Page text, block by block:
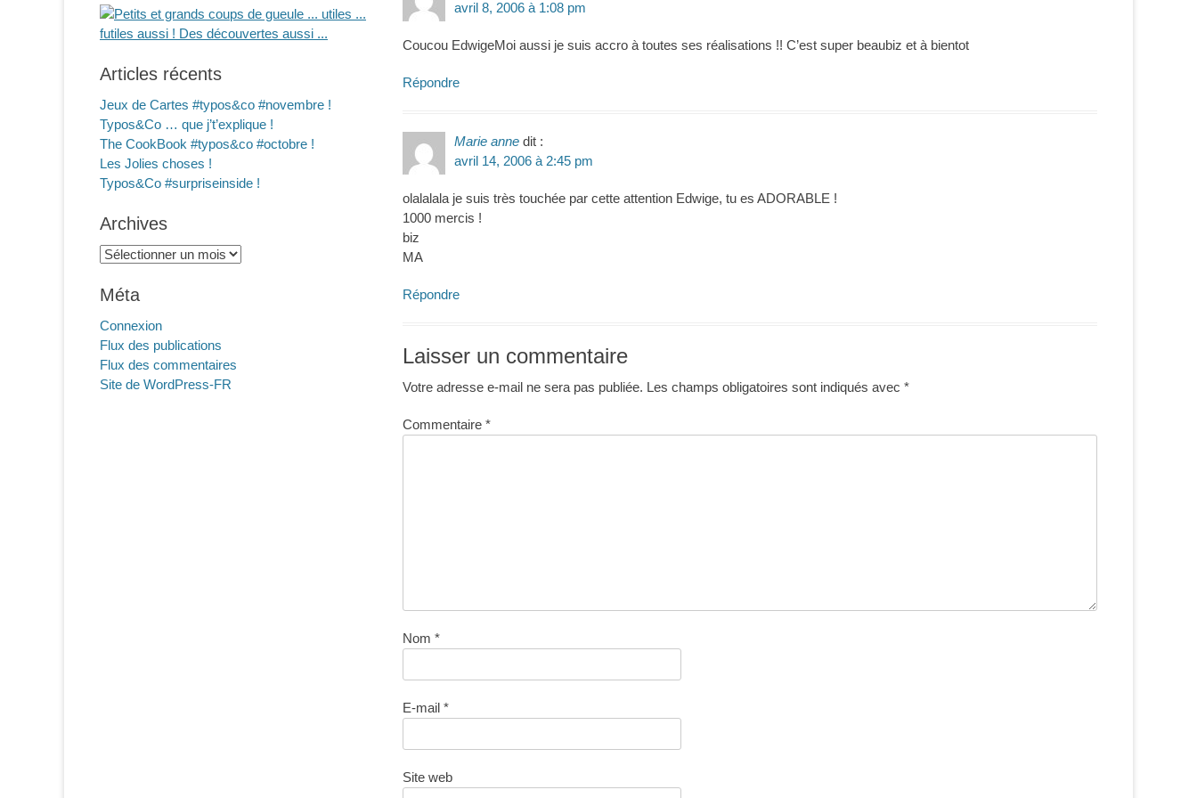
avril 8, 2006 à 1:08 pm
Coucou EdwigeMoi aussi je suis accro à toutes ses réalisations !! C’est super beaubiz et à bientot
Répondre
Marie anne dit :
avril 14, 2006 à 2:45 pm
olalalala je suis très touchée par cette attention Edwige, tu es ADORABLE !
1000 mercis !
biz
MA
Répondre
Laisser un commentaire
Votre adresse e-mail ne sera pas publiée. Les champs obligatoires sont indiqués avec *
Commentaire *
Nom *
E-mail *
Site web
Articles récents
Jeux de Cartes #typos&co #novembre !
Typos&Co … que j’t’explique !
The CookBook #typos&co #octobre !
Les Jolies choses !
Typos&Co #surpriseinside !
Archives
Archives
Méta
Connexion
Flux des publications
Flux des commentaires
Site de WordPress-FR